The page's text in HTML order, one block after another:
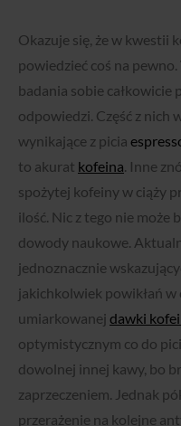
Okazuje się, że w kwestii
powiedzieć coś na
badania sobie całkowicie
odpowiedzi. Część z nich
wynikające z picia
to akurat kofeina. Inne
spożytej kofeiny w ciąży
ilość. Nic z tego nie
dowody naukowe.
jednoznacznie
jakichkolwiek powikłań w
umiarkowanej dawki
optymistycznym co do
dowolnej innej kawy, bo
zaprzeczeniem. Jednak
przerażenie na kolejne